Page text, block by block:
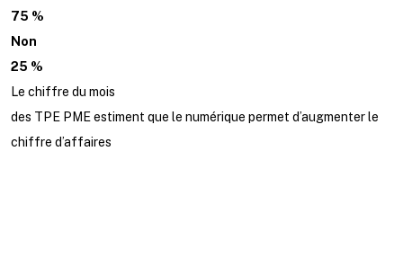
75 %
Non
25 %
Le chiffre du mois
des TPE PME estiment que le numérique permet d’augmenter le
chiffre d’affaires